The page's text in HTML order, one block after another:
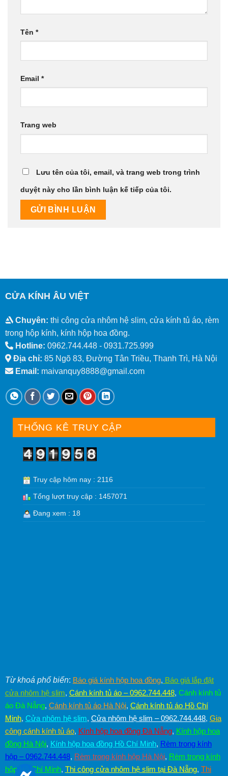
Tên *
Email *
Trang web
Lưu tên của tôi, email, và trang web trong trình
duyệt này cho lần bình luận kế tiếp của tôi.
CỬA KÍNH ÂU VIỆT
Chuyên: thi công cửa nhôm hệ slim, cửa kính tủ áo, rèm
trong hộp kính, kính hộp hoa đồng.
Hotline: 0962.744.448 - 0931.725.999
Địa chỉ: 85 Ngõ 83, Đường Tân Triều, Thanh Trì, Hà Nội
Email: maivanquy8888@gmail.com
THỐNG KÊ TRUY CẬP
Truy cập hôm nay : 2116
Tổng lượt truy cập : 1457071
Đang xem : 18
Từ khoá phổ biến: Báo giá kính hộp hoa đồng, Báo giá lắp đặt
cửa nhôm hệ slim, Cánh kính tủ áo – 0962.744.448, Cánh kính tủ
áo Đà Nẵng, Cánh kính tủ áo Hà Nội, Cánh kính tủ áo Hồ Chí
Minh, Cửa nhôm hệ slim, Cửa nhôm hệ slim – 0962.744.448, Gia
công cánh kính tủ áo, Kính hộp hoa đồng Đà Nẵng, Kính hộp hoa
đồng Hà Nội, Kính hộp hoa đồng Hồ Chí Minh, Rèm trong kính
hộp – 0962.744.448, Rèm trong kính hộp Hà Nội, Rèm trong kính
hộp Hồ Chí Minh, Thi công cửa nhôm hệ slim tại Đà Nẵng, Thi